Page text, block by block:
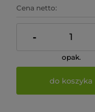
Cena netto:
-
opak.
do koszyka